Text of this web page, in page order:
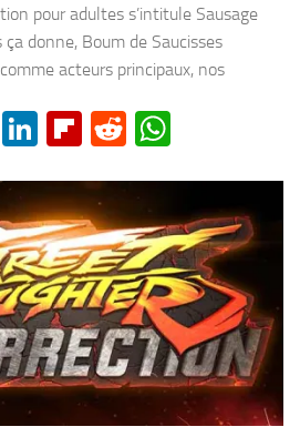
pour adultes s’intitule Sausage
donne, Boum de Saucisses
acteurs principaux, nos
TumblrLinkedIn
Flipboard
Reddit